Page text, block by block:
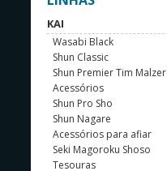
KAI
Wasabi Black
Shun Classic
Shun Premier Tim Malzer
Acessórios
Shun Pro Sho
Shun Nagare
Acessórios para afiar
Seki Magoroku Shoso
Tesouras